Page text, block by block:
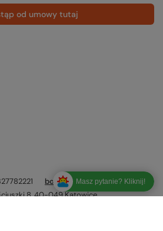
od umowy tutaj
bok@tuttu.pl
8,40-049Katowice
Masz pytanie? Kliknij!